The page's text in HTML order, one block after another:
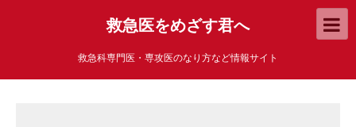
救急医をめざす君へ
救急科専門医・専攻医のなり方など情報サイト